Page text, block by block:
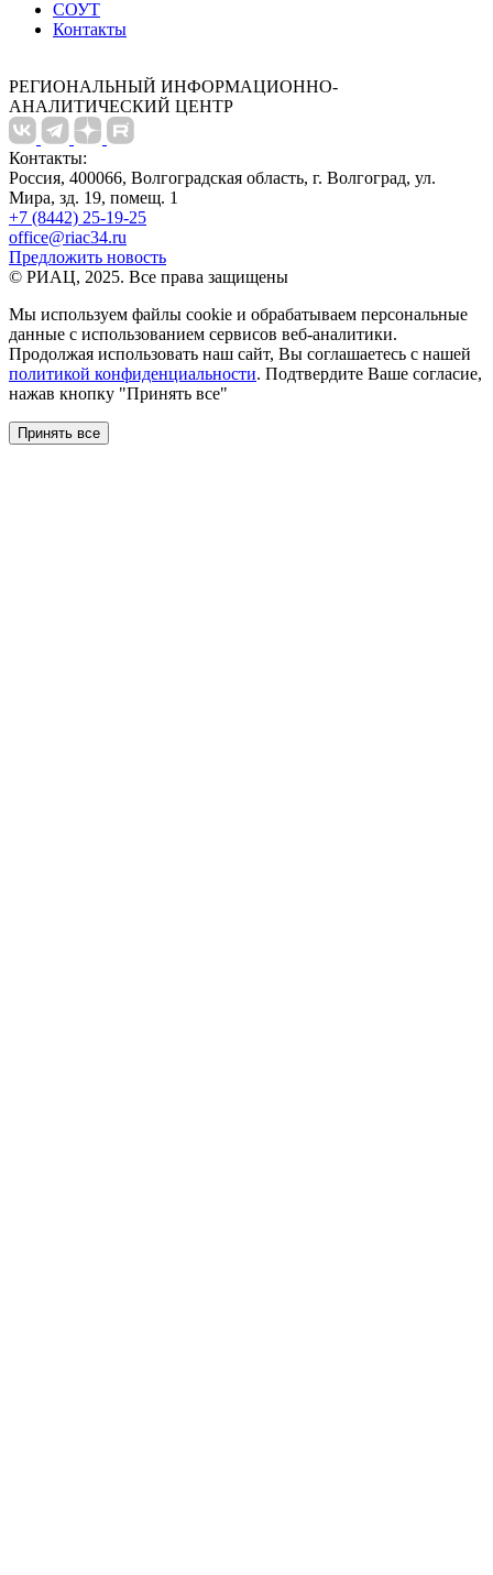
СОУТ
Контакты
РЕГИОНАЛЬНЫЙ ИНФОРМАЦИОННО-
АНАЛИТИЧЕСКИЙ ЦЕНТР
Контакты:
Россия, 400066, Волгоградская область, г. Волгоград, ул.
Мира, зд. 19, помещ. 1
+7 (8442) 25-19-25
office@riac34.ru
Предложить новость
© РИАЦ, 2025. Все права защищены
Мы используем файлы сookie и обрабатываем персональные
данные с использованием сервисов веб-аналитики.
Продолжая использовать наш сайт, Вы соглашаетесь с нашей
политикой конфиденциальности. Подтвердите Ваше согласие,
нажав кнопку "Принять все"
Принять все